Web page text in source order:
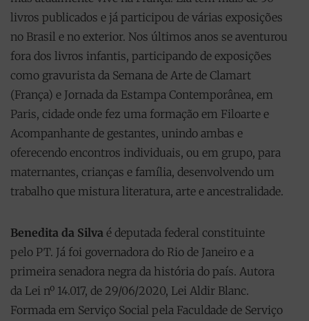
livros publicados e já participou de várias exposições
no Brasil e no exterior. Nos últimos anos se aventurou
fora dos livros infantis, participando de exposições
como gravurista da Semana de Arte de Clamart
(França) e Jornada da Estampa Contemporânea, em
Paris, cidade onde fez uma formação em Filoarte e
Acompanhante de gestantes, unindo ambas e
oferecendo encontros individuais, ou em grupo, para
maternantes, crianças e família, desenvolvendo um
trabalho que mistura literatura, arte e ancestralidade.
Benedita da Silva é deputada federal constituinte
pelo PT. Já foi governadora do Rio de Janeiro e a
primeira senadora negra da história do país. Autora
da Lei nº 14.017, de 29/06/2020, Lei Aldir Blanc.
Formada em Serviço Social pela Faculdade de Serviço